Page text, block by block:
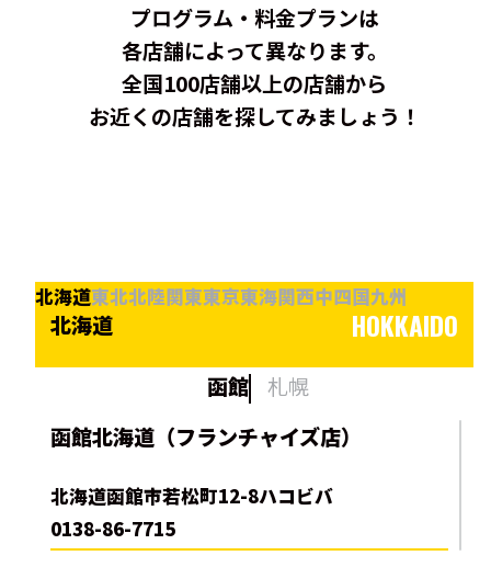
プログラム・料金プランは
各店舗によって異なります。
全国100店舗以上の店舗から
お近くの店舗を探してみましょう！
北海道東北北陸関東東京東海関西中四国九州
北海道 HOKKAIDO
函館
札幌
函館北海道（フランチャイズ店）
北海道函館市若松町12-8ハコビバ
0138-86-7715